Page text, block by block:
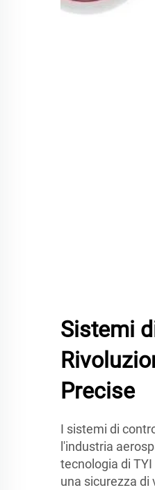
Sistemi
Precise
I sistemi di
l'industria
tecnologia di
una sicurezza